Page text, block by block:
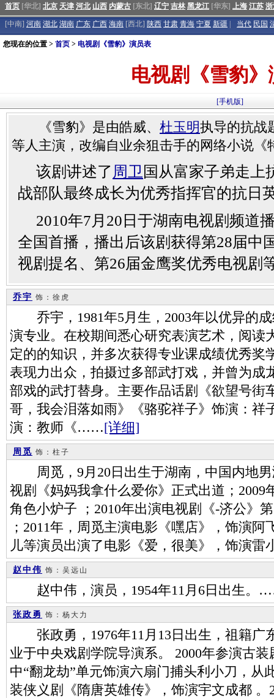
首页 [华北] 北京 天津 河北 山西 内蒙古 [东北] 辽宁 吉林 黑龙江 [华东] 上海 江苏
[中南] 河南 湖北 湖南 广东 广西 海南 [西北] 陕西 甘肃 青海 宁夏 新疆 当代 民国
您现在的位置 > 首页 > 电视剧《雪豹》演员表
电视剧《雪豹》
[手机版]
《雪豹》是由皓威、 杜玉明执导的抗战
等人主演，改编自业余狙击手的网络小说《
该剧讲述了 周卫 国从富家子弟走上
战部队最终成长为优秀指挥官的抗日
2010年7月20日于湖南电视剧频道
全国首播，播出后该剧获得第28届中
视剧提名、第26届金鹰奖优秀电视剧
乔宇 饰：徐虎
乔宇，1981年5月生，2003年以优异的成
演专业。在校期间悉心研究表演艺术，阅读
定的的知识，并多次获得专业课成绩优秀奖
表现力出众，拍摄过多部武打戏，并曾为成
部戏的武打替身。主要作品话剧《欲望号街
哥，我会泪落如雨》《骆驼祥子》饰演：祥
演：教师《……[详细]
周觅 饰：柱子
周觅，9月20日出生于湖南，中国内地男
视剧《妈妈我拿什么爱你》正式出道；2009
角色小炉子 ；2010年出演电视剧《-济公》
；2011年，周觅主演电影《嘿店》，饰演阿
儿等演员出演了电影《爱，很美》，饰演
赵中伟 饰：吴远山
赵中伟，演员，1954年11月6日出生。
张政勇 饰：杨大力
张政勇，1976年11月13日出生，祖籍广
业于中央戏剧学院导演系。 2000年参演古
中“翻龙劫”单元饰演六扇门捕头利小刀，从
装侠义剧《隋唐英雄传》，饰演宇文成都